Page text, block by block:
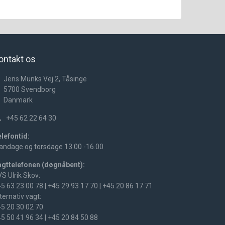
os
Jens Munks Vej 2, Tåsinge
5700 Svendborg
Danmark
+45 62 22 64 30
og torsdage 13.00 -16.00
(døgnåbent):
Ulrik Skov:
63 23 00 78 | +45 29 93 17 70 | +45 20 86 17 71
vagt:
20 30 02 70
50 41 96 34 | +45 20 84 50 88